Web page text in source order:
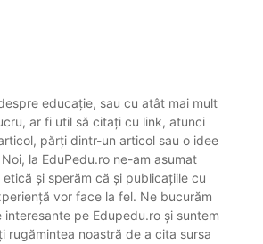
educație, sau cu atât mai mult
ar fi util să citați cu link, atunci
părți dintr-un articol sau o idee
la EduPedu.ro ne-am asumat
și sperăm că și publicațiile cu
vor face la fel. Ne bucurăm
pe Edupedu.ro și suntem
rugămintea noastră de a cita sursa